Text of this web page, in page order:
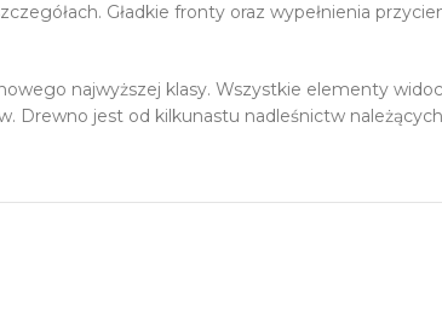
Gładkie fronty oraz wypełnienia
najwyższej klasy. Wszystkie elementy
Drewno jest od kilkunastu nadleśnictw